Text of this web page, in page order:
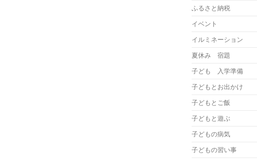
ふるさと納税
イベント
イルミネーション
夏休み 宿題
子ども 入学準備
子どもとお出かけ
子どもとご飯
子どもと遊ぶ
子どもの病気
子どもの習い事